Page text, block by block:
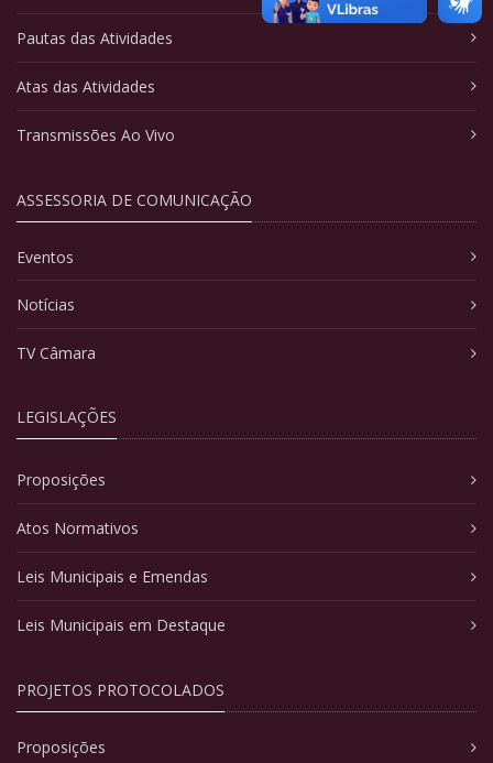
Pautas das Atividades
Atas das Atividades
Transmissões Ao Vivo
ASSESSORIA DE COMUNICAÇÃO
Eventos
Notícias
TV Câmara
LEGISLAÇÕES
Proposições
Atos Normativos
Leis Municipais e Emendas
Leis Municipais em Destaque
PROJETOS PROTOCOLADOS
Proposições